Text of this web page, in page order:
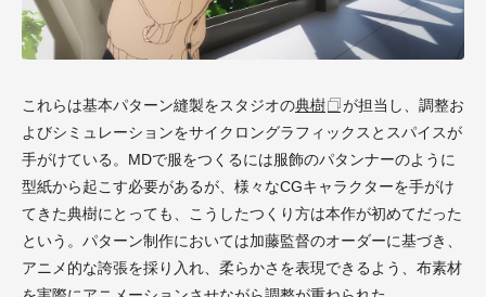
これらは基本パターン縫製をスタジオの典樹
が担当し、調整お
よびシミュレーションをサイクロングラフィックスとスパイスが
手がけている。MDで服をつくるには服飾のパタンナーのように
型紙から起こす必要があるが、様々なCGキャラクターを手がけ
てきた典樹にとっても、こうしたつくり方は本作が初めてだった
という。パターン制作においては加藤監督のオーダーに基づき、
アニメ的な誇張を採り入れ、柔らかさを表現できるよう、布素材